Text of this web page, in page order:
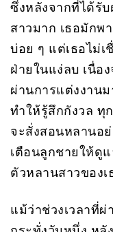
ซึ่งหลังจากที่ได้รั
สาวมาก เธอมักพ
บ่อย ๆ แต่เธอไม่
ฝ่ายในแง่ลบ เนื่อ
ผ่านการแต่งงาน
ทำให้รู้สึกกังวล ทุ
จะสั่งสอนหลานอ
เตือนลูกชายให้ดู
ตัวหลานสาวของเ
แม้ว่าช่วงเวลาที่